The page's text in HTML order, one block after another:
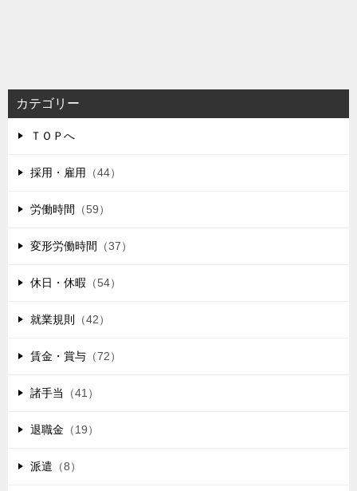
カテゴリー
ＴＯＰへ
採用・雇用 （44）
労働時間 （59）
変形労働時間 （37）
休日・休暇 （54）
就業規則 （42）
賃金・賞与 （72）
諸手当 （41）
退職金 （19）
派遣 （8）